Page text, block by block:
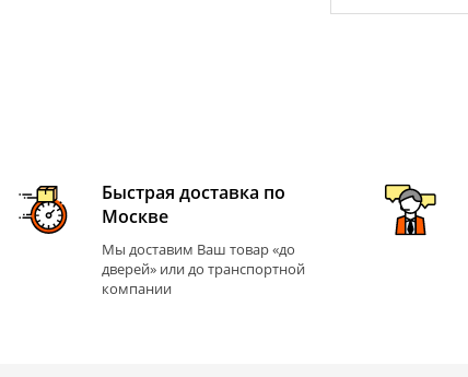
Быстрая доставка по
Москве
Мы доставим Ваш товар «до
дверей» или до транспортной
компании